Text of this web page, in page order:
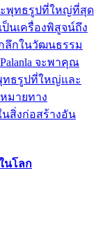
ะพุทธรูปที่ใหญ่ที่สุด
นเครื่องพิสูจน์ถึง
ลึกในวัฒนธรรม
จะพาคุณ
ทธรูปที่ใหญ่และ
มายทาง
สิ่งก่อสร้างอัน
นโลก